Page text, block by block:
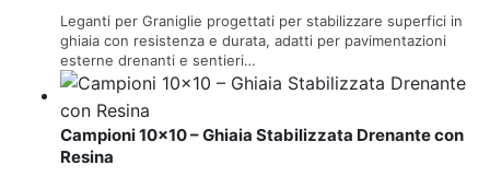
prezzo:
da
€40,00
€500,00
Leganti per Graniglie progettati per stabilizzare superfici in
ghiaia con resistenza e durata, adatti per pavimentazioni
esterne drenanti e sentieri…
Campioni 10×10 – Ghiaia Stabilizzata Drenante con
Resina